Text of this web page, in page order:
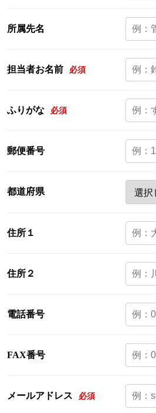
所属先名
担当者お名前 必須
ふりがな 必須
郵便番号
都道府県
住所１
住所２
電話番号
FAX番号
メールアドレス 必須